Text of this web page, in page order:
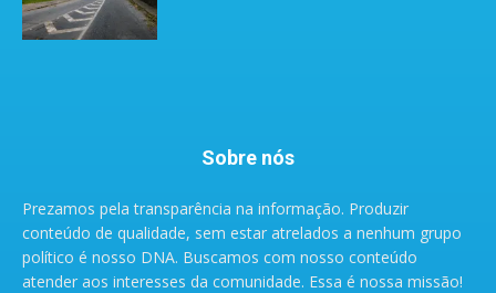
Sobre nós
Prezamos pela transparência na informação. Produzir
conteúdo de qualidade, sem estar atrelados a nenhum grupo
político é nosso DNA. Buscamos com nosso conteúdo
atender aos interesses da comunidade. Essa é nossa missão!